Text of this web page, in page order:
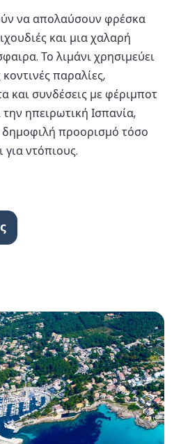
να απολαύσουν φρέσκα
και μια χαλαρή
Το λιμάνι χρησιμεύει
παραλίες,
και συνδέσεις με φέριμποτ
ηπειρωτική Ισπανία,
δημοφιλή προορισμό τόσο
για ντόπιους.